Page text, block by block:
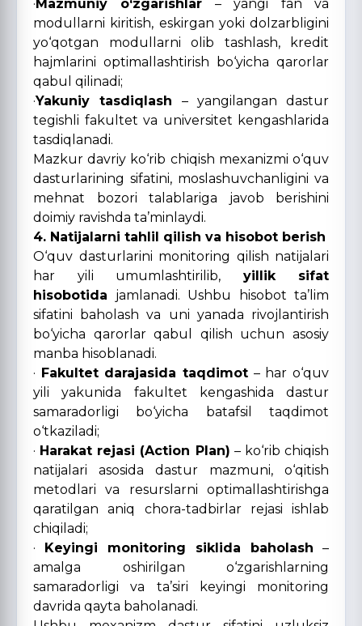
· Mazmuniy o‘zgarishlar – yangi fan va
modullarni kiritish, eskirgan yoki dolzarbligini
yo‘qotgan modullarni olib tashlash, kredit
hajmlarini optimallashtirish bo‘yicha qarorlar
qabul qilinadi;
·Yakuniy tasdiqlash – yangilangan dastur
tegishli fakultet va universitet kengashlarida
tasdiqlanadi.
Mazkur davriy ko‘rib chiqish mexanizmi o‘quv
dasturlarining sifatini, moslashuvchanligini va
mehnat bozori talablariga javob berishini
doimiy ravishda ta’minlaydi.
4. Natijalarni tahlil qilish va hisobot berish
O‘quv dasturlarini monitoring qilish natijalari
har yili umumlashtirilib, yillik sifat
hisobotida jamlanadi. Ushbu hisobot ta’lim
sifatini baholash va uni yanada rivojlantirish
bo‘yicha qarorlar qabul qilish uchun asosiy
manba hisoblanadi.
· Fakultet darajasida taqdimot – har o‘quv
yili yakunida fakultet kengashida dastur
samaradorligi bo‘yicha batafsil taqdimot
o‘tkaziladi;
· Harakat rejasi (Action Plan) – ko‘rib chiqish
natijalari asosida dastur mazmuni, o‘qitish
metodlari va resurslarni optimallashtirishga
qaratilgan aniq chora-tadbirlar rejasi ishlab
chiqiladi;
· Keyingi monitoring siklida baholash –
amalga oshirilgan o‘zgarishlarning
samaradorligi va ta’siri keyingi monitoring
davrida qayta baholanadi.